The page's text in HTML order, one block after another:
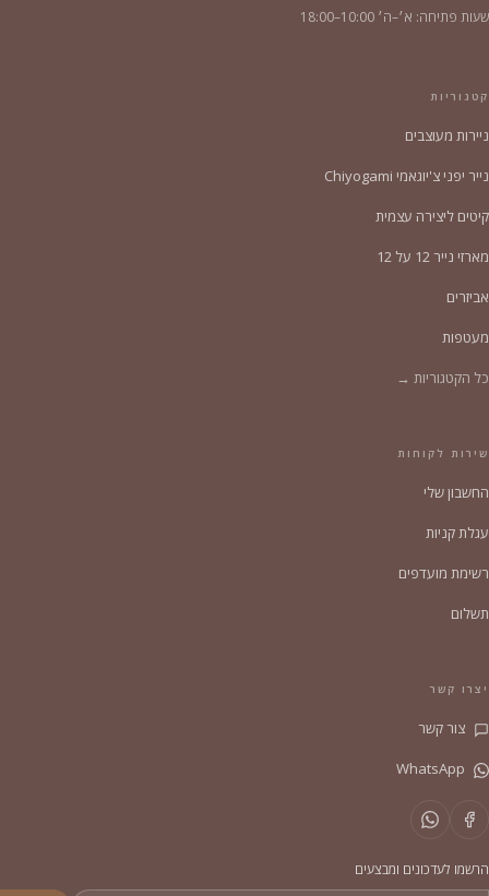
שעות פתיחה: א׳–ה׳ 10:00–18:00
קטגוריות
ניירות מעוצבים
נייר יפני צ'יוגאמי Chiyogami
קיטים ליצירה עצמית
מארזי נייר 12 על 12
אביזרים
מעטפות
כל הקטגוריות →
שירות לקוחות
החשבון שלי
עגלת קניות
רשימת מועדפים
תשלום
יצרו קשר
צור קשר
הרשמו לעדכונים ומבצעים